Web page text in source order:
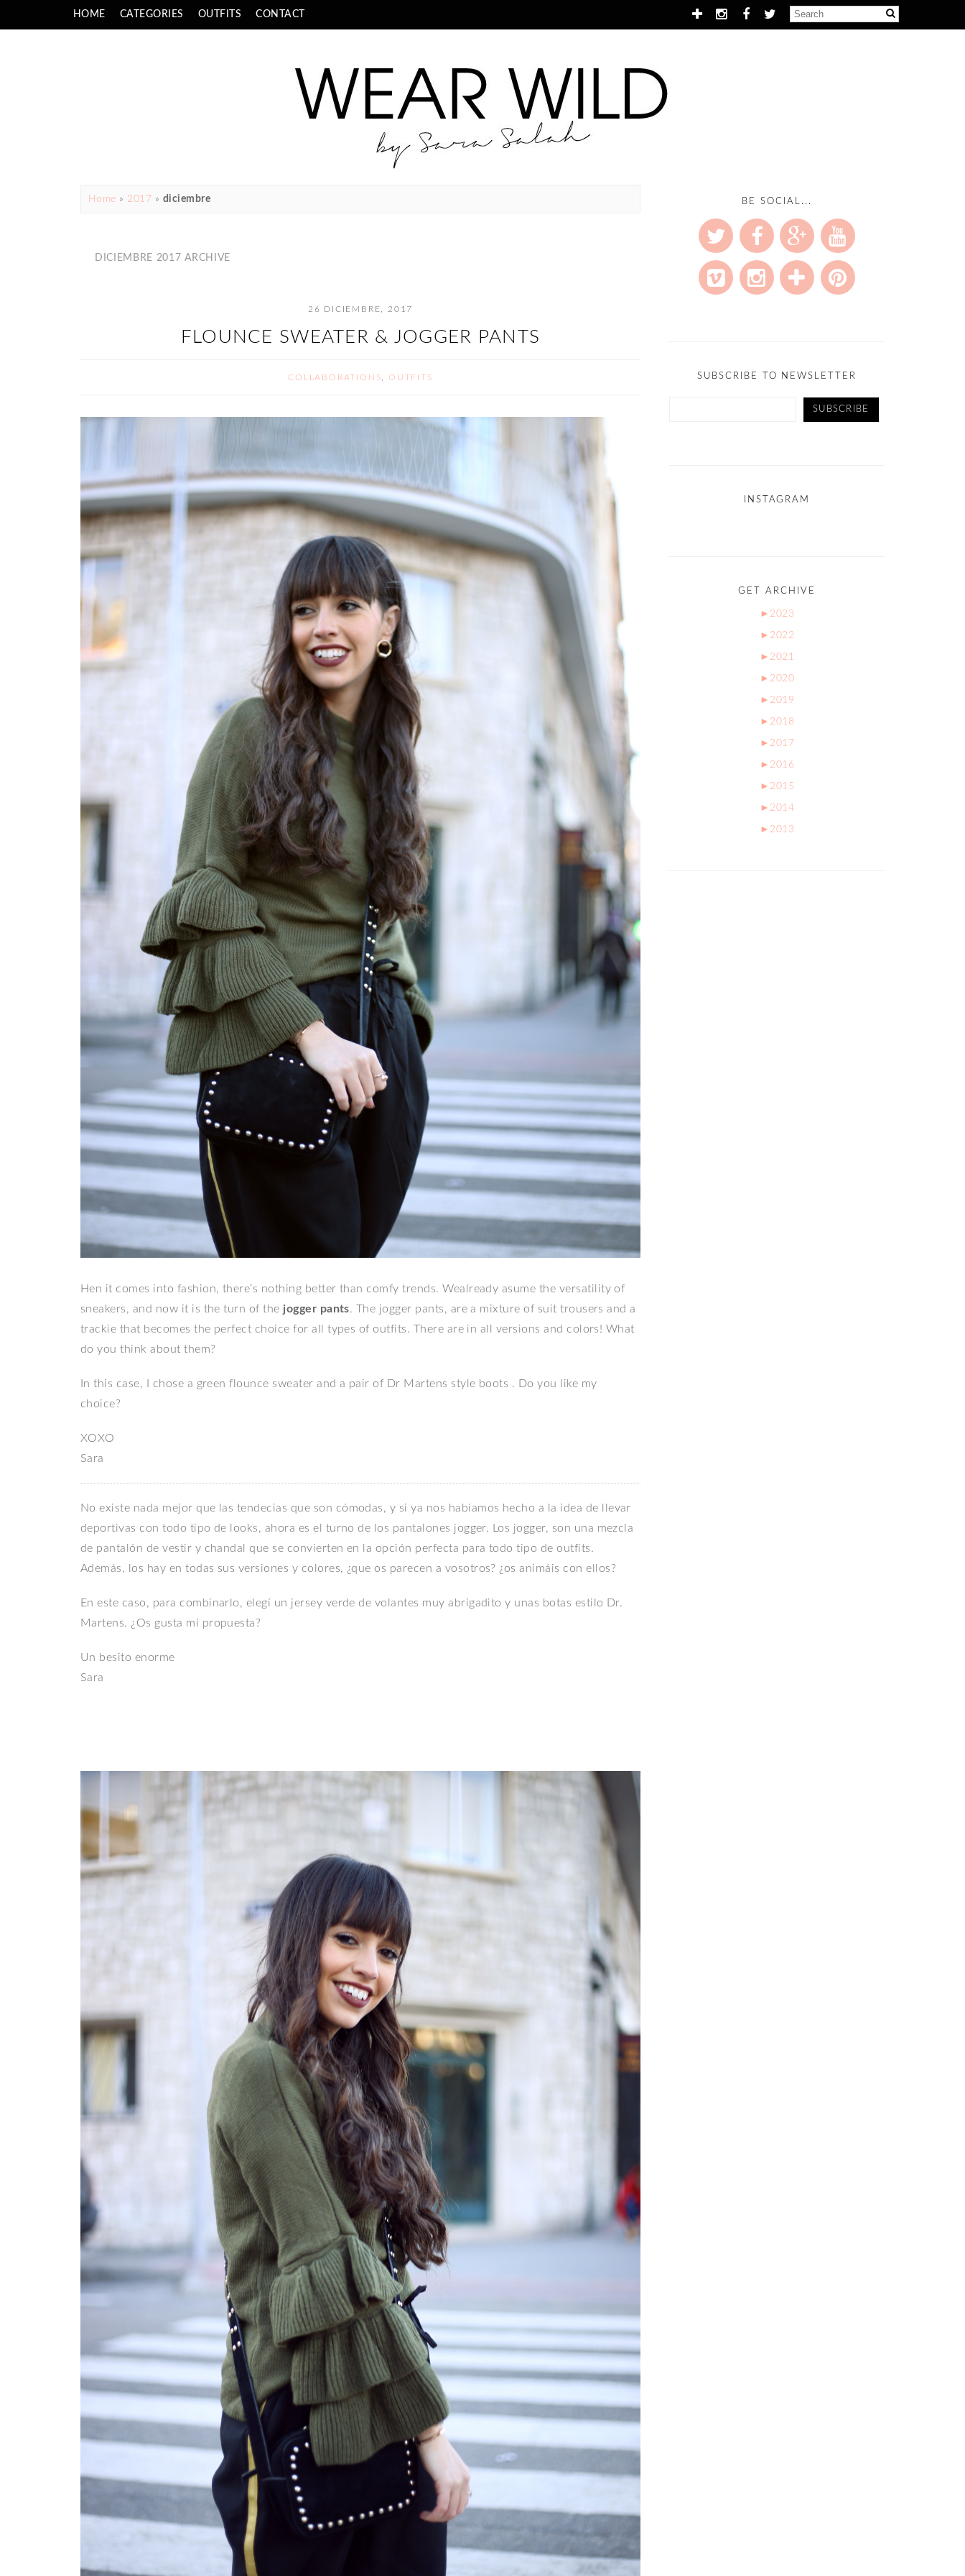
HOME CATEGORIES OUTFITS CONTACT
Home » 2017 » diciembre
DICIEMBRE 2017 ARCHIVE
26 DICIEMBRE, 2017
FLOUNCE SWEATER & JOGGER PANTS
COLLABORATIONS ,OUTFITS
Hen it comes into fashion, there’s nothing better than comfy trends. Wealready asume the versatility of
sneakers, and now it is the turn of the jogger pants. The jogger pants, are a mixture of suit trousers and a
trackie that becomes the perfect choice for all types of outfits. There are in all versions and colors! What
do you think about them?
In this case, I chose a green flounce sweater and a pair of Dr Martens style boots . Do you like my
choice?
XOXO
Sara
No existe nada mejor que las tendecias que son cómodas, y si ya nos habíamos hecho a la idea de llevar
deportivas con todo tipo de looks, ahora es el turno de los pantalones jogger. Los jogger, son una mezcla
de pantalón de vestir y chandal que se convierten en la opción perfecta para todo tipo de outfits.
Además, los hay en todas sus versiones y colores, ¿que os parecen a vosotros? ¿os animáis con ellos?
En este caso, para combinarlo, elegí un jersey verde de volantes muy abrigadito y unas botas estilo Dr.
Martens. ¿Os gusta mi propuesta?
Un besito enorme
Sara
BE SOCIAL...
SUBSCRIBE TO NEWSLETTER
INSTAGRAM
GET ARCHIVE
► 2023
► 2022
► 2021
► 2020
► 2019
► 2018
► 2017
► 2016
► 2015
► 2014
► 2013